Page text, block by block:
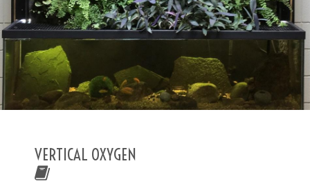
RECHERCHER
VERTICAL OXYGEN